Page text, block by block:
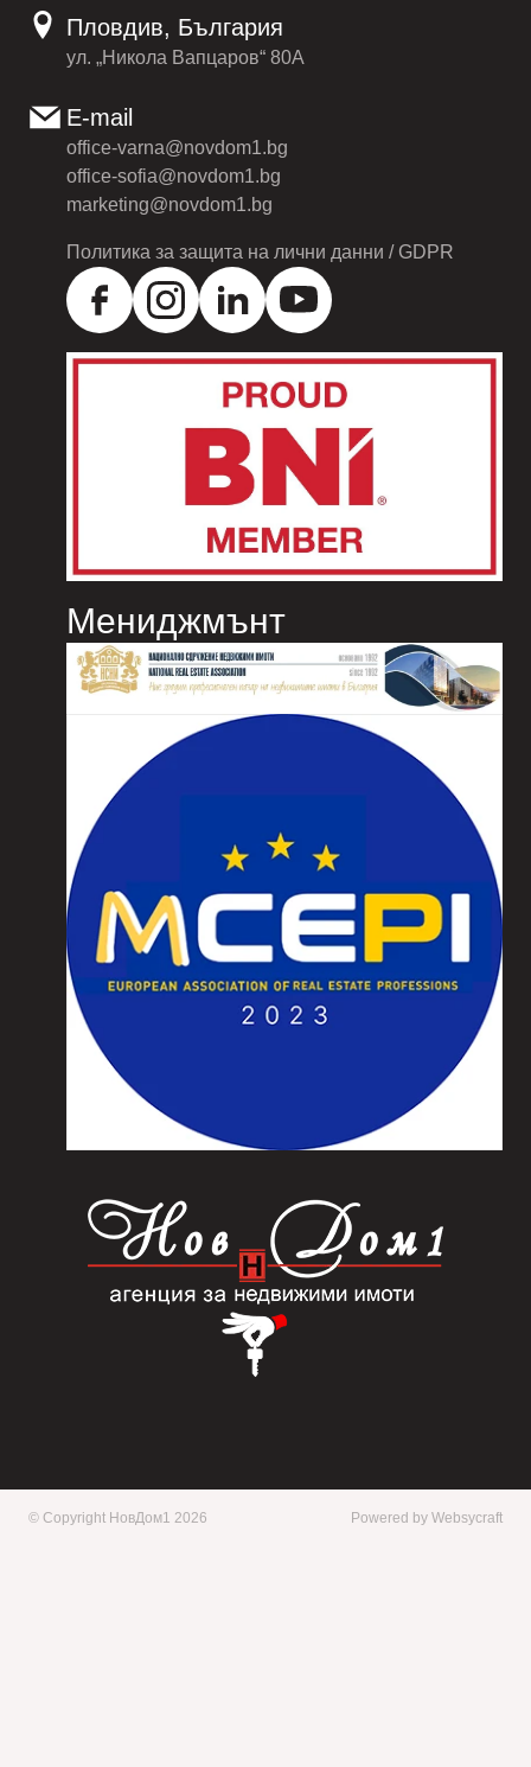
Пловдив, България
ул. „Никола Вапцаров“ 80А
E-mail
office-varna@novdom1.bg
office-sofia@novdom1.bg
marketing@novdom1.bg
Политика за защита на лични данни / GDPR
Мениджмънт
© Copyright НовДом1 2026 Powered by Websycraft